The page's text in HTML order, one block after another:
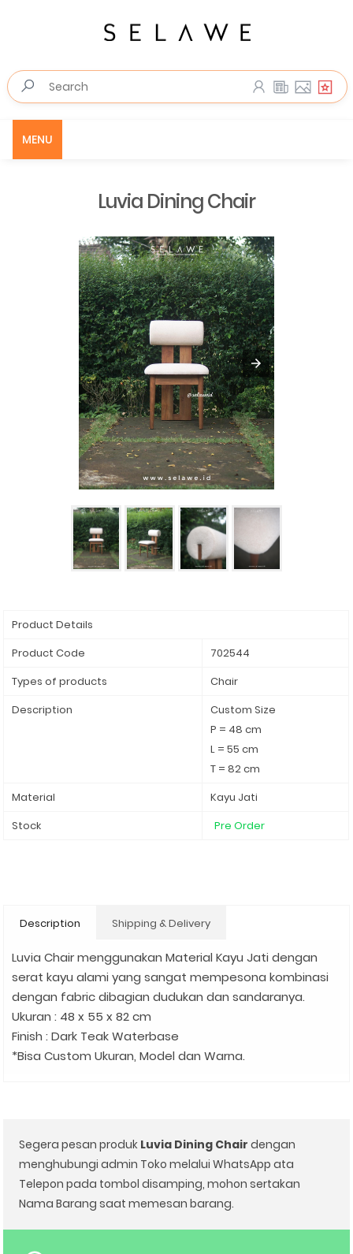
MENU
Luvia Dining Chair
Product Details
Product Code
702544
Types of products
Chair
Description
Custom Size
P = 48 cm
L = 55 cm
T = 82 cm
Material
Kayu Jati
Stock
Pre Order
Description Shipping & Delivery
Luvia Chair menggunakan Material Kayu Jati dengan
serat kayu alami yang sangat mempesona kombinasi
dengan fabric dibagian dudukan dan sandaranya.
Ukuran : 48 x 55 x 82 cm
Finish : Dark Teak Waterbase
*Bisa Custom Ukuran, Model dan Warna.
Segera pesan produk Luvia Dining Chair dengan
menghubungi admin Toko melalui WhatsApp ata
Telepon pada tombol disamping, mohon sertakan
Nama Barang saat memesan barang.